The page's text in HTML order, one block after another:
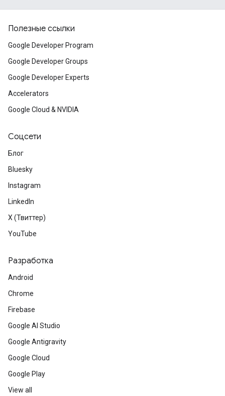
Полезные ссылки
Google Developer Program
Google Developer Groups
Google Developer Experts
Accelerators
Google Cloud & NVIDIA
Соцсети
Блог
Bluesky
Instagram
LinkedIn
X (Твиттер)
YouTube
Разработка
Android
Chrome
Firebase
Google AI Studio
Google Antigravity
Google Cloud
Google Play
View all